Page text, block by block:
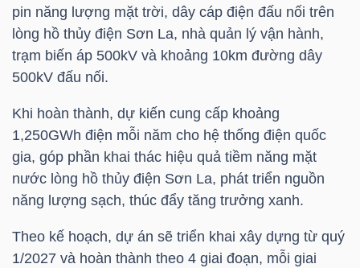
pin năng lượng mặt trời, dây cáp điện đấu nối trên
lòng hồ thủy điện Sơn La, nhà quản lý vận hành,
trạm biến áp 500kV và khoảng 10km đường dây
500kV đấu nối.
Khi hoàn thành, dự kiến cung cấp khoảng
1,250GWh điện mỗi năm cho hệ thống điện quốc
gia, góp phần khai thác hiệu quả tiềm năng mặt
nước lòng hồ thủy điện Sơn La, phát triển nguồn
năng lượng sạch, thúc đẩy tăng trưởng xanh.
Theo kế hoạch, dự án sẽ triển khai xây dựng từ quý
1/2027 và hoàn thành theo 4 giai đoạn, mỗi giai
CÁ
NHÂN
PHÂN
TÍCH
VIETSTOCKFINANCE